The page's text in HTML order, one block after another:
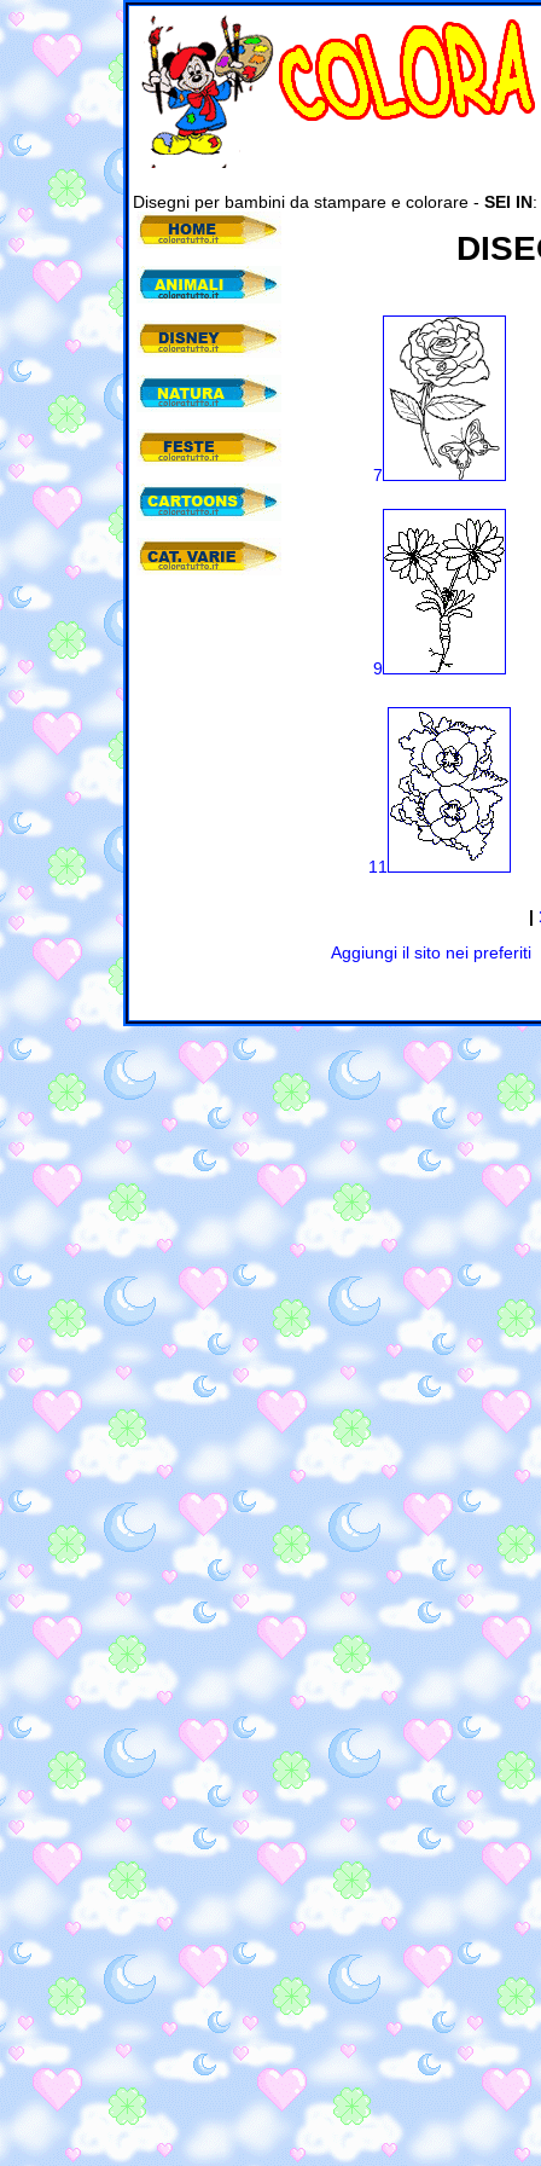
Disegni per bambini da stampare e colorare - SEI IN:
7
9
11
|
Aggiungi il sito nei preferiti